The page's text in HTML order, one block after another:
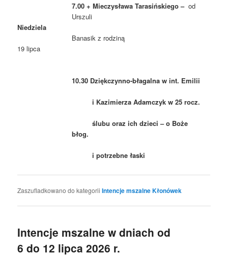
Niedziela
19 lipca
7.00 + Mieczysława Tarasińskiego –od
Urszuli
Banasik z rodziną
10.30 Dziękczynno-błagalna w int. Emilii
i Kazimierza Adamczyk w 25 rocz.
ślubu oraz ich dzieci – o Boże
błog.
i potrzebne łaski
Zaszufladkowano do kategorii Intencje mszalne Kłonówek
Intencje mszalne w dniach od
6 do 12 lipca 2026 r.